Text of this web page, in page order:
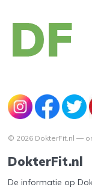
© 2026 DokterFit.nl —
DokterFit.nl
De informatie op